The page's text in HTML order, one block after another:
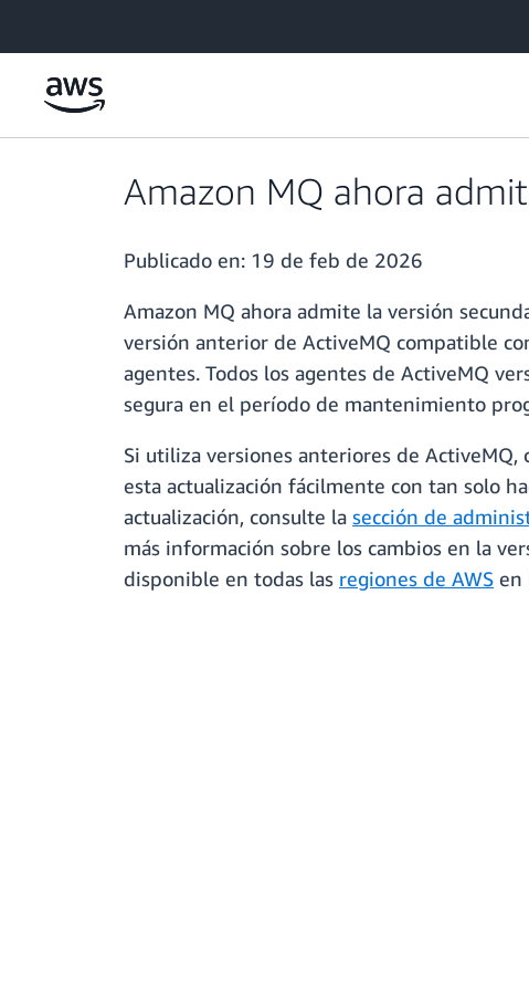
Amazon MQ ahora
Publicado en: 19 de feb de 2026
Amazon MQ ahora admite la versión
versión anterior de ActiveMQ compatible
agentes. Todos los agentes de ActiveMQ
segura en el período de mantenimiento
Si utiliza versiones anteriores de ActiveMQ,
esta actualización fácilmente con tan solo
actualización, consulte la sección de
más información sobre los cambios en la
disponible en todas las regiones de AWS en